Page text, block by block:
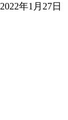
2022年1月27日